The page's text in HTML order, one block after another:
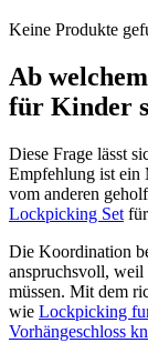
Keine Produkte
Ab
für Kinder
Diese Frage lässt
Empfehlung ist ein
vom anderen
Lockpicking Set
Die Koordination
anspruchsvoll, weil
müssen. Mit dem
wie Lockpicking
Vorhängeschloss